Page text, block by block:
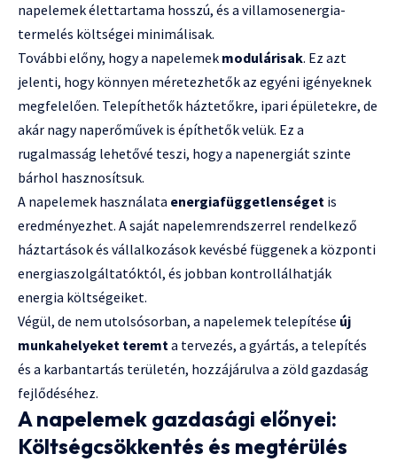
napelemek élettartama hosszú, és a villamosenergia-
termelés költségei minimálisak.
További előny, hogy a napelemek modulárisak. Ez azt
jelenti, hogy könnyen méretezhetők az egyéni igényeknek
megfelelően. Telepíthetők háztetőkre, ipari épületekre, de
akár nagy naperőművek is építhetők velük. Ez a
rugalmasság lehetővé teszi, hogy a napenergiát szinte
bárhol hasznosítsuk.
A napelemek használata energiafüggetlenséget is
eredményezhet. A saját napelemrendszerrel rendelkező
háztartások és vállalkozások kevésbé függenek a központi
energiaszolgáltatóktól, és jobban kontrollálhatják
energia költségeiket.
Végül, de nem utolsósorban, a napelemek telepítése új
munkahelyeket teremta tervezés, a gyártás, a telepítés
és a karbantartás területén, hozzájárulva a zöld gazdaság
fejlődéséhez.
A napelemek gazdasági előnyei:
Költségcsökkentés és megtérülés